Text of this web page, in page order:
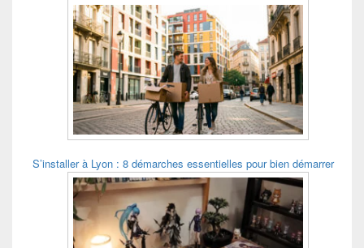
S’installer à Lyon : 8 démarches essentielles pour bien démarrer